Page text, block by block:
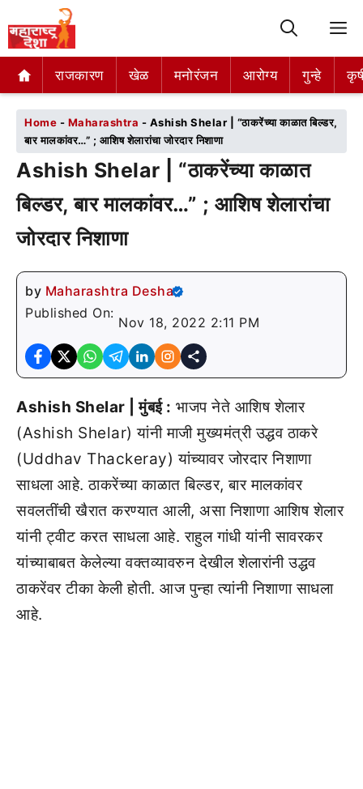
राजकारण खेळ मनोरंजन आरोग्य गुन्हे
राजकारण खेळ मनोरंजन आरोग्य गुन्हे
Home - Maharashtra - Ashish Shelar | “ठाकरेंच्या काळात बिल्डर,
बार मालकांवर…” ; आशिष शेलारांचा जोरदार निशाणा
Ashish Shelar | “ठाकरेंच्या काळात
बिल्डर, बार मालकांवर…” ; आशिष शेलारांचा
जोरदार निशाणा
by Maharashtra Desha
Published On:
Nov 18, 2022 2:11 PM
Ashish Shelar | मुंबई : भाजप नेते आशिष शेलार
(Ashish Shelar) यांनी माजी मुख्यमंत्री उद्धव ठाकरे
(Uddhav Thackeray) यांच्यावर जोरदार निशाणा
साधला आहे. ठाकरेंच्या काळात बिल्डर, बार मालकांवर
सवलतींची खैरात करण्यात आली, असा निशाणा आशिष शेलार
यांनी ट्वीट करत साधला आहे. राहुल गांधी यांनी सावरकर
यांच्याबाबत केलेल्या वक्तव्यावरुन देखील शेलारांनी उद्धव
ठाकरेंवर टीका केली होती. आज पुन्हा त्यांनी निशाणा साधला
आहे.